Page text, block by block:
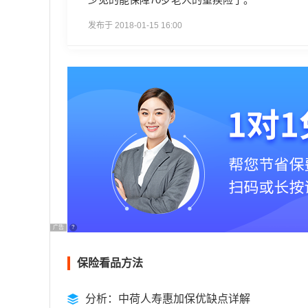
发布于 2018-01-15 16:00
广告 ?
保险看品方法
分析：中荷人寿惠加保优缺点详解